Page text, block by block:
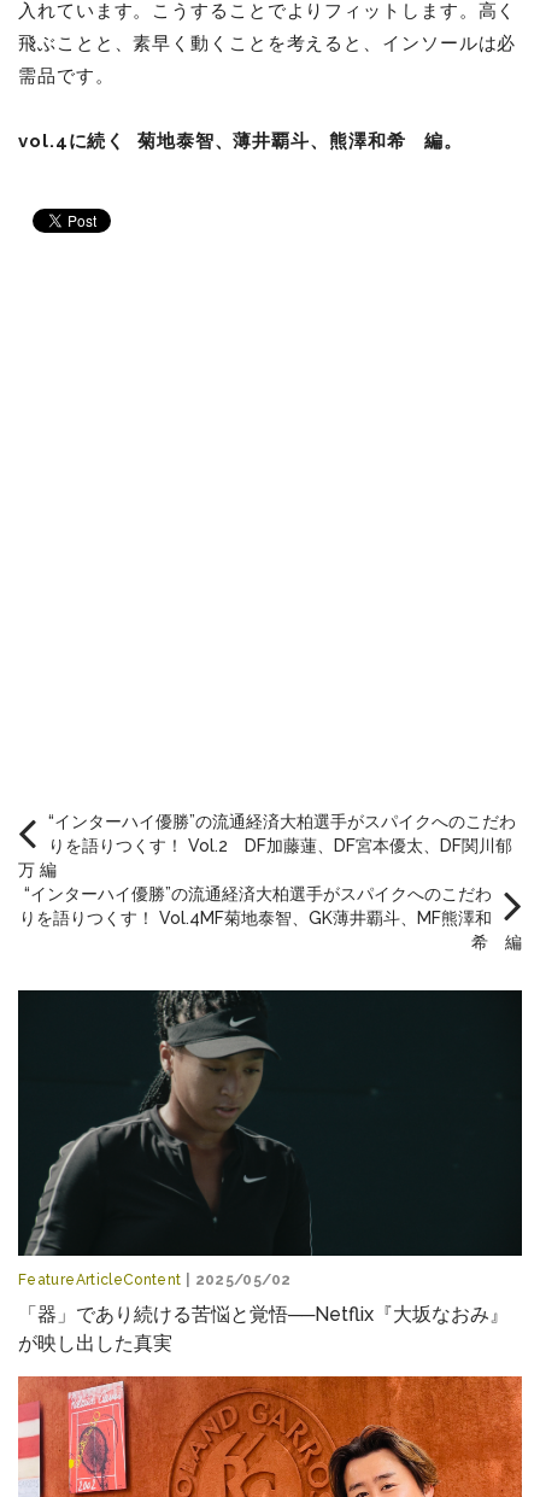
入れています。こうすることでよりフィットします。高く
飛ぶことと、素早く動くことを考えると、インソールは必
需品です。
vol.4に続く 菊地泰智、薄井覇斗、熊澤和希 編。
“インターハイ優勝”の流通経済大柏選手がスパイクへのこだわ
りを語りつくす！ Vol.2 DF加藤蓮、DF宮本優太、DF関川郁
万 編
“インターハイ優勝”の流通経済大柏選手がスパイクへのこだわ
りを語りつくす！ Vol.4MF菊地泰智、GK薄井覇斗、MF熊澤和
希 編
FeatureArticleContent | 2025/05/02
「器」であり続ける苦悩と覚悟──Netflix『大坂なおみ』
が映し出した真実